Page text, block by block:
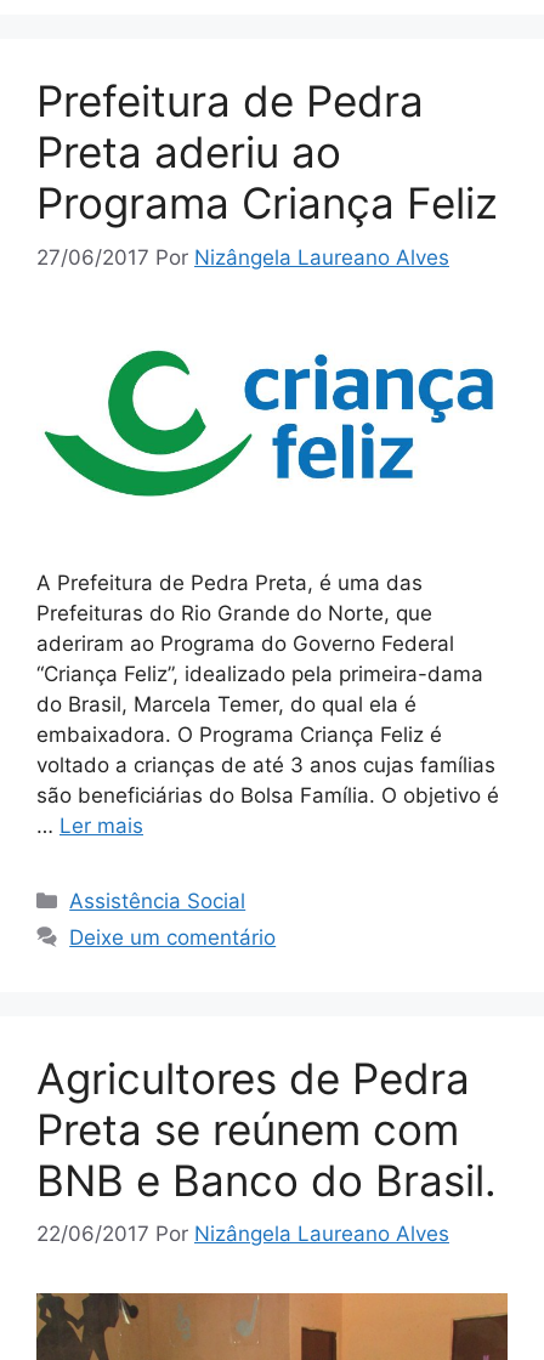
Prefeitura de Pedra
Preta aderiu ao
Programa Criança Feliz
27/06/2017 Por Nizângela Laureano Alves
A Prefeitura de Pedra Preta, é uma das
Prefeituras do Rio Grande do Norte, que
aderiram ao Programa do Governo Federal
“Criança Feliz”, idealizado pela primeira-dama
do Brasil, Marcela Temer, do qual ela é
embaixadora. O Programa Criança Feliz é
voltado a crianças de até 3 anos cujas famílias
são beneficiárias do Bolsa Família. O objetivo é
… Ler mais
Assistência Social
Deixe um comentário
Agricultores de Pedra
Preta se reúnem com
BNB e Banco do Brasil.
22/06/2017 Por Nizângela Laureano Alves